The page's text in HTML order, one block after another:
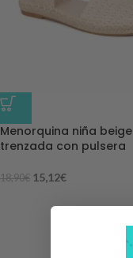
-20%
Menorquina niña beige
trenzada con pulsera
18,90€ 15,12€